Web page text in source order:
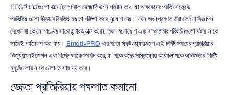
EEG সিস্টেমগুলো উচ্চ টেম্পোরাল রেজোলিউশন প্রদান করে, যা গবেষকদের প্রতি সেকেন্ডে
প্রতিক্রিয়াগুলো কীভাবে বিবর্তিত হয় তা পরীক্ষা করার সুযোগ দেয়। যখন অংশগ্রহণকারীরা কোনো বিজ্ঞাপন
দেখেন বা কোনো পণ্যের সাথে ইন্টারঅ্যাক্ট করেন, তখন মনোযোগ এবং সম্পৃক্ততার পরিবর্তনগুলো ঘটার সাথে
সাথেই পর্যবেক্ষণ করা যায়। EmotivPRO-এর মতো সফটওয়্যারগুলো এই নির্দিষ্ট সময়ের প্রতিক্রিয়ার
ভিজ্যুয়ালাইজেশন এবং বিশ্লেষণকে সমর্থন করে, যা গবেষকদের মস্তিষ্কের কার্যকলাপকে অভিজ্ঞতার নির্দিষ্ট
মুহূর্তগুলোর সাথে মেলাতে সাহায্য করে।
ভোক্তা প্রতিক্রিয়ায় পক্ষপাত কমানো